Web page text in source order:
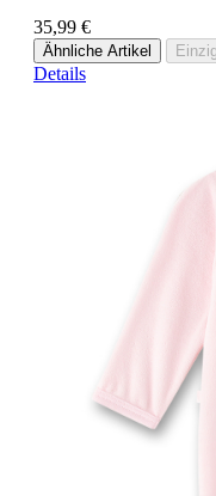
35,99 €
Ähnliche Artikel
Details